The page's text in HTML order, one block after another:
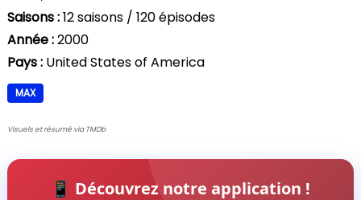
Saisons :12 saisons / 120 épisodes
Année :2000
Pays : United States of America
MAX
Visuels et résumé via TMDb
📱 Découvrez notre application !